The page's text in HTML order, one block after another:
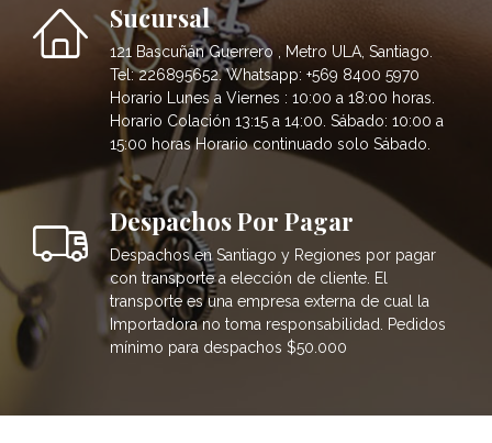
Sucursal
121 Bascuñán Guerrero , Metro ULA, Santiago.
Tel: 226895652. Whatsapp: +569 8400 5970
Horario Lunes a Viernes : 10:00 a 18:00 horas.
Horario Colación 13:15 a 14:00. Sábado: 10:00 a
15:00 horas Horario continuado solo Sábado.
Despachos Por Pagar
Despachos en Santiago y Regiones por pagar
con transporte a elección de cliente. El
transporte es una empresa externa de cual la
Importadora no toma responsabilidad. Pedidos
mínimo para despachos $50.000